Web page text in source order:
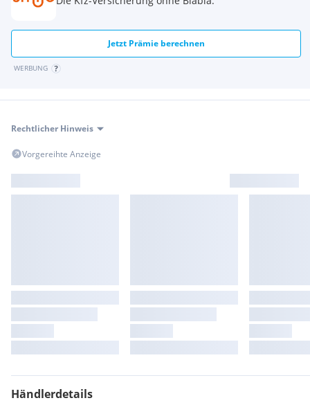
Dreistufige Wheelie-Control, IMU-unterstützt
Vier Fahrmodi stehen zur Verfügung: Tour, Urban, Gravel
und Offroad
Zwei User Modi zur individuellen Anpassung
Styling & Ausstattung:
Kompakter 5-fach höhenverstellbarer Windschild
24,8 Liter Kraftstofftank, Aluminiumeinsätze, Heckträger
und Motorschutz
Tagfahrlicht mit Kurvenlicht
Tempomat, Heizgriffe und 12V-Steckdose
KONTAKT
Walter Prohaska
Vertriebsleitung & Verkauf - Krems
(0) 2732 79999 15
Alexander Schön
Jetzt Prämie berechnen
WERBUNG
Rechtlicher Hinweis
Vorgereihte Anzeige
Händlerdetails